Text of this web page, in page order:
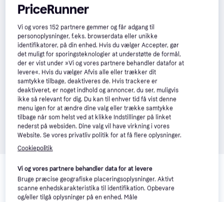
Relaterede produkter
Se vores forslag til andre produkter, der matcher dine
interesser. Vis alle
PriceRunner
Vi og vores152 partnere gemmer og får adgang til
personoplysninger, f.eks. browserdata eller unikke
identifikatorer, på din enhed. Hvis du vælger Accepter, gør
det muligt for sporingsteknologier at understøtte de formål,
der er vist under »Vi og vores partnere behandler datafor at
levere«. Hvis du vælger Afvis alle eller trækker dit
samtykke tilbage, deaktiveres de. Hvis trackere er
deaktiveret, er noget indhold og annoncer, du ser, muligvis
ikke så relevant for dig. Du kan til enhver tid få vist denne
menu igen for at ændre dine valg eller trække samtykke
tilbage når som helst ved at klikke Indstillinger på linket
nederst på websiden. Dine valg vil have virkning i vores
Website. Se vores privatliv politik for at få flere oplysninger.
Cookiepolitik
Vi og vores partnere behandler data for at levere
Bruge præcise geografiske placeringsoplysninger. Aktivt
scanne enhedskarakteristika til identifikation. Opbevare
og/eller tilgå oplysninger på en enhed. Måle